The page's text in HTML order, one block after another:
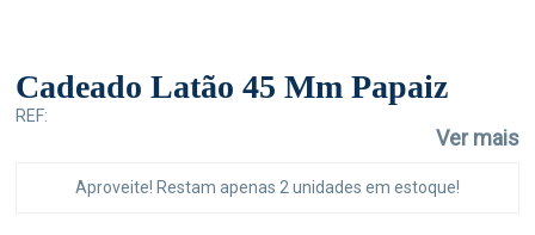
Cadeado Latão 45 Mm Papaiz
REF:
Ver mais
Aproveite! Restam apenas 2 unidades em estoque!